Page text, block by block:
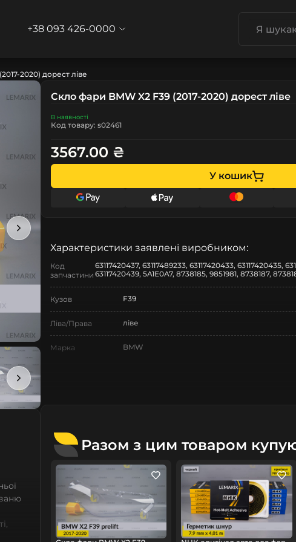
+38 093 426-0000
2020) дорест ліве
Скло фари BMW X2 F39 (2017-2020) дорест ліве
В наявності
Код товару: s02461
3567.00 ₴
У кошик
Характеристики заявлені виробником:
Код
запчастини
63117420437, 63117489233, 63117420433, 63117420435,
63117420439, 5A1E0A7, 8738185, 9851981, 8738187,
Кузов F39
Ліва/Права ліве
Марка BMW
Покоління I покоління
Рік випуску 2017-2020
Рестайлінг/
Дорестайлінг
дорестайлінг
Стан
Разом з цим товаром